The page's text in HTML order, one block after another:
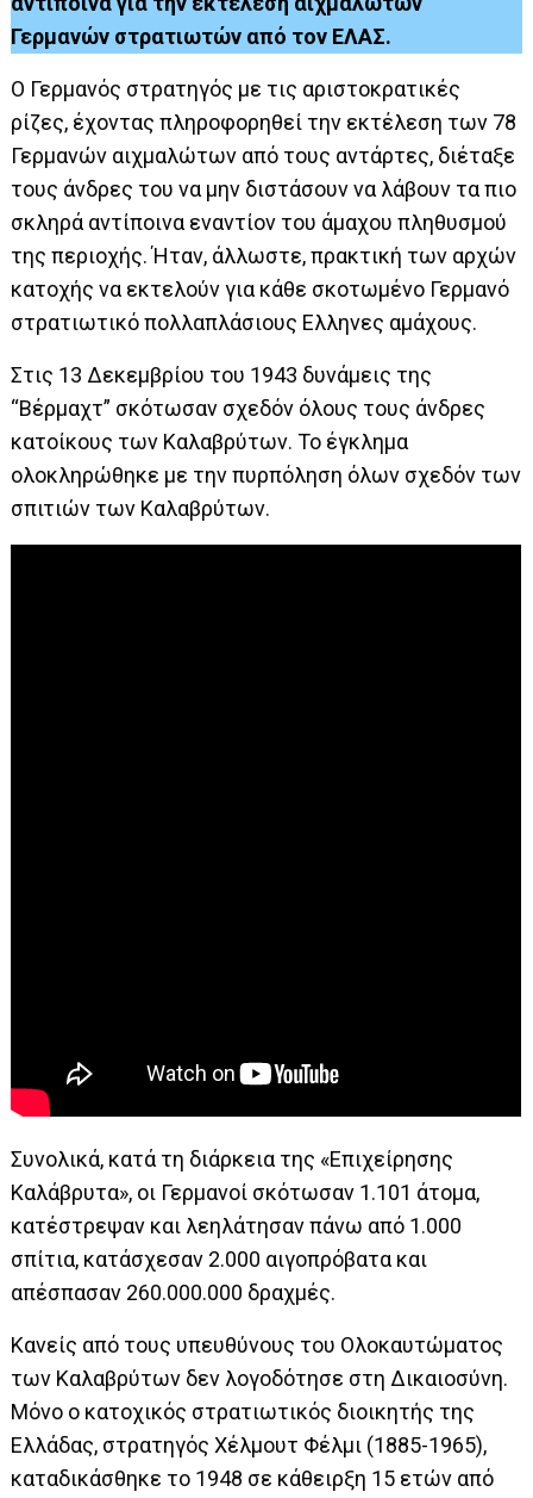
Γερμανών στρατιωτών από τον ΕΛΑΣ.
Ο Γερμανός στρατηγός με τις αριστοκρατικές
ρίζες, έχοντας πληροφορηθεί την εκτέλεση των 78
Γερμανών αιχμαλώτων από τους αντάρτες, διέταξε
τους άνδρες του να μην διστάσουν να λάβουν τα πιο
σκληρά αντίποινα εναντίον του άμαχου πληθυσμού
της περιοχής. Ήταν, άλλωστε, πρακτική των αρχών
κατοχής να εκτελούν για κάθε σκοτωμένο Γερμανό
στρατιωτικό πολλαπλάσιους Ελληνες αμάχους.
Στις 13 Δεκεμβρίου του 1943 δυνάμεις της
“Βέρμαχτ” σκότωσαν σχεδόν όλους τους άνδρες
κατοίκους των Καλαβρύτων. Το έγκλημα
ολοκληρώθηκε με την πυρπόληση όλων σχεδόν των
σπιτιών των Καλαβρύτων.
Συνολικά, κατά τη διάρκεια της «Επιχείρησης
Καλάβρυτα», οι Γερμανοί σκότωσαν 1.101 άτομα,
κατέστρεψαν και λεηλάτησαν πάνω από 1.000
σπίτια, κατάσχεσαν 2.000 αιγοπρόβατα και
απέσπασαν 260.000.000 δραχμές.
Κανείς από τους υπευθύνους του Ολοκαυτώματος
των Καλαβρύτων δεν λογοδότησε στη Δικαιοσύνη.
Μόνο ο κατοχικός στρατιωτικός διοικητής της
Ελλάδας, στρατηγός Χέλμουτ Φέλμι (1885-1965),
καταδικάσθηκε το 1948 σε κάθειρξη 15 ετών από